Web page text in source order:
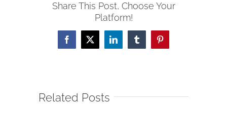
Share This Post, Choose Your
Platform!
Facebook
X LinkedInTumblrPinterest
Related Posts